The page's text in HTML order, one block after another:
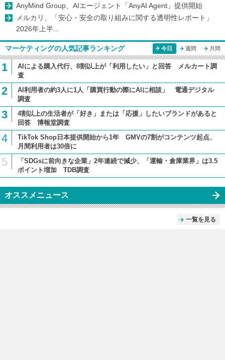
AnyMind Group、AIエージェント「AnyAI Agent」提供開始
メルカリ、「安心・安全の取り組みに関する透明性レポート」
2026年上半...
マーケティングの人気記事ランキング 今日 週間 月間
1
AIによる購入代行、8割以上が「利用したい」と回答 メルカート調
査
2
AI利用者の約3人に1人「購買行動の際にAIに相談」 電通デジタル
調査
3
4割以上の生活者が「好き」または「応援」したいブランドがあると
回答 博報堂調査
4
TikTok Shop日本提供開始から1年 GMVの7割がコンテンツ起点、
月間利用者は30倍に
5
「SDGsに前向きな企業」2年連続で減少、「運輸・倉庫業界」は3.5
ポイント増加 TDB調査
オススメニュース
一覧を見る